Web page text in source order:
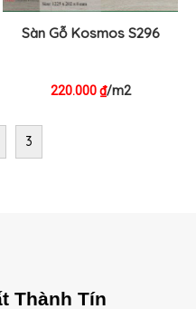
Sàn Gỗ Kosmos S296
220.000₫/m2
3
Thành Tín